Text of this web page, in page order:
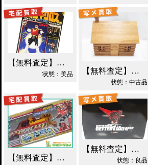
【無料査定】昭和レトロ玩具歓迎 ｜ 世界忍者戦ジライヤ DX磁気 買取！
状態：美品 【無料査定】昭和レトロ玩具歓迎 ｜ エポック 木製 丸太小屋 シルバニアファミリー 買取！
状態：中古品
【無料査定】昭和レトロ玩具歓迎 ｜ カーロボット 4WD・レッカー車 ダイアクロン買取！
【無料査定】昭和レトロ玩具歓迎 ｜ EX合金 ゲッターロボ ゲッター1 買取！
状態：良品